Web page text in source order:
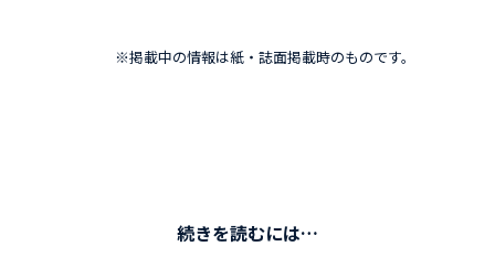
※掲載中の情報は紙・誌面掲載時のものです。
続きを読むには…